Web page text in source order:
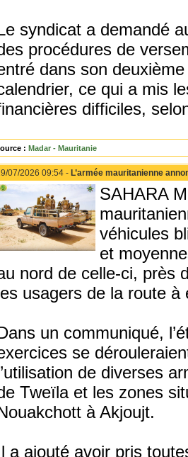
syndicat a demandé
procédures de
dans son
ce qui a mis
difficiles,
: Madar - Mauritanie
07/2026 09:54 - L’armée mauritanienne
SAHARA
véhicules
et
nord de celle-ci, près
usagers de la route
un communiqué,
se
de diverses
Tweïla et les zones
à Akjoujt.
a ajouté avoir pris